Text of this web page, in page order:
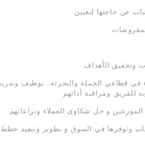
عن حاجتها لتعيين
في قطاعي الجملة والتجزئة.. توظيف
وتوفرها في السوق و تطوير وتنفيذ خطط